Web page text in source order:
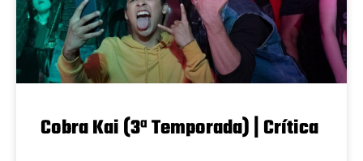
Cobra Kai (3ª Temporada) | Crítica